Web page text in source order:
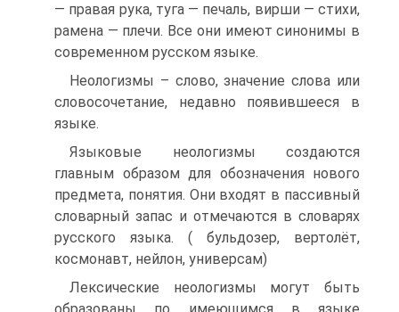
— правая рука, туга — печаль, вирши — стихи,
рамена — плечи. Все они имеют синонимы в
современном русском языке.
Неологизмы – слово, значение слова или
словосочетание, недавно появившееся в
языке.
Языковые неологизмы создаются
главным образом для обозначения нового
предмета, понятия. Они входят в пассивный
словарный запас и отмечаются в словарях
русского языка. ( бульдозер, вертолёт,
космонавт, нейлон, универсам)
Лексические неологизмы могут быть